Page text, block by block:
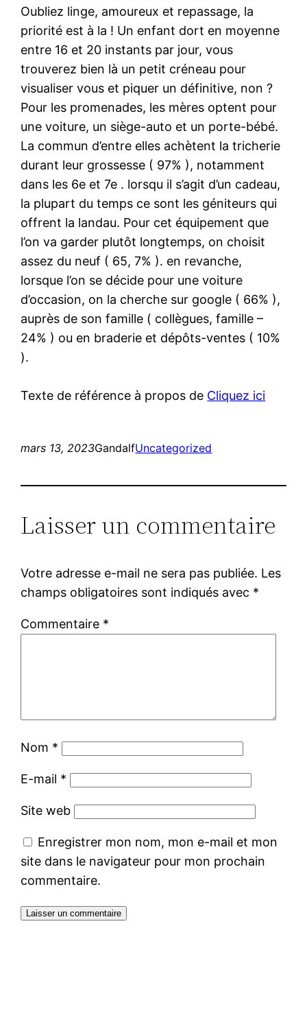
Oubliez linge, amoureux et repassage, la
priorité est à la ! Un enfant dort en moyenne
entre 16 et 20 instants par jour, vous
trouverez bien là un petit créneau pour
visualiser vous et piquer un définitive, non ?
Pour les promenades, les mères optent pour
une voiture, un siège-auto et un porte-bébé.
La commun d’entre elles achètent la tricherie
durant leur grossesse ( 97% ), notamment
dans les 6e et 7e . lorsqu il s’agit d’un cadeau,
la plupart du temps ce sont les géniteurs qui
offrent la landau. Pour cet équipement que
l’on va garder plutôt longtemps, on choisit
assez du neuf ( 65, 7% ). en revanche,
lorsque l’on se décide pour une voiture
d’occasion, on la cherche sur google ( 66% ),
auprès de son famille ( collègues, famille –
24% ) ou en braderie et dépôts-ventes ( 10%
).
Texte de référence à propos de Cliquez ici
mars 13, 2023GandalfUncategorized
Laisser un commentaire
Votre adresse e-mail ne sera pas publiée. Les
champs obligatoires sont indiqués avec *
Commentaire *
Nom *
E-mail *
Site web
Enregistrer mon nom, mon e-mail et mon
site dans le navigateur pour mon prochain
commentaire.